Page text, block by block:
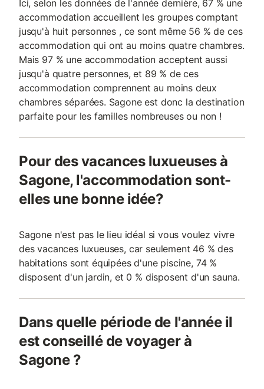
Ici, selon les données de l'année dernière, 67 % une
accommodation accueillent les groupes comptant
jusqu'à huit personnes , ce sont même 56 % de ces
accommodation qui ont au moins quatre chambres.
Mais 97 % une accommodation acceptent aussi
jusqu'à quatre personnes, et 89 % de ces
accommodation comprennent au moins deux
chambres séparées. Sagone est donc la destination
parfaite pour les familles nombreuses ou non !
Pour des vacances luxueuses à
Sagone, l'accommodation sont-
elles une bonne idée?
Sagone n'est pas le lieu idéal si vous voulez vivre
des vacances luxueuses, car seulement 46 % des
habitations sont équipées d'une piscine, 74 %
disposent d'un jardin, et 0 % disposent d'un sauna.
Dans quelle période de l'année il
est conseillé de voyager à
Sagone ?